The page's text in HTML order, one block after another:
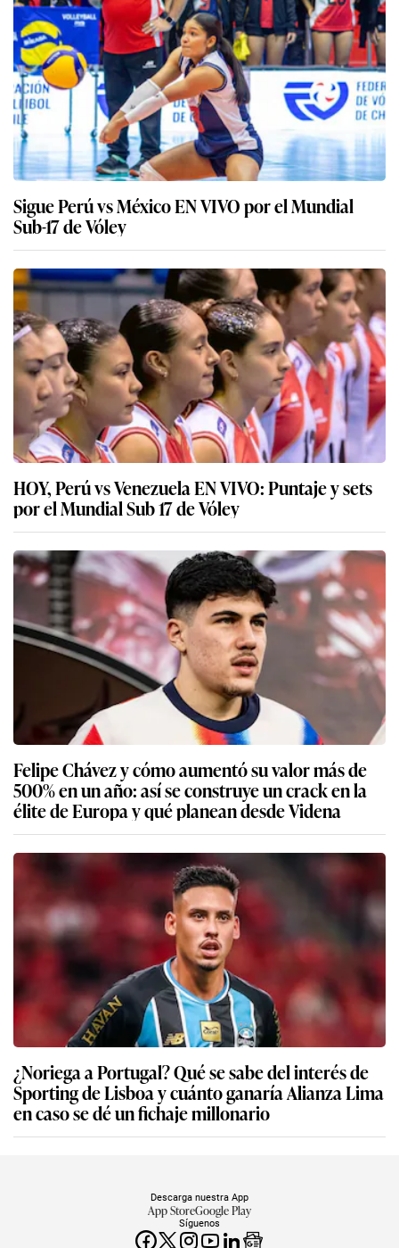
Sigue Perú vs México EN VIVO por el Mundial
Sub-17 de Vóley
HOY, Perú vs Venezuela EN VIVO: Puntaje y sets
por el Mundial Sub 17 de Vóley
Felipe Chávez y cómo aumentó su valor más de
500% en un año: así se construye un crack en la
élite de Europa y qué planean desde Videna
¿Noriega a Portugal? Qué se sabe del interés de
Sporting de Lisboa y cuánto ganaría Alianza Lima
en caso se dé un fichaje millonario
Síguenos
Descarga nuestra App
App StoreGoogle Play